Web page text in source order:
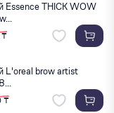
Essence THICK WOW
₸
L'oreal brow artist
₸